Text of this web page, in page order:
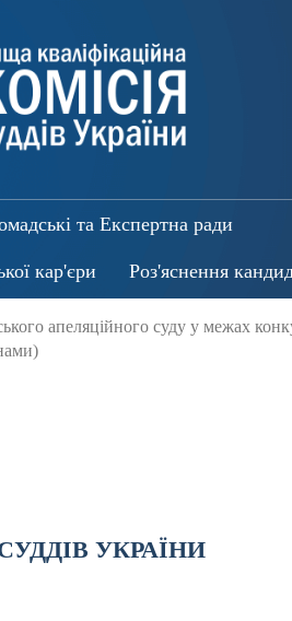
та Експертна ради
кар'єри Роз'яснення
апеляційного суду у межах
УКРАЇНИ